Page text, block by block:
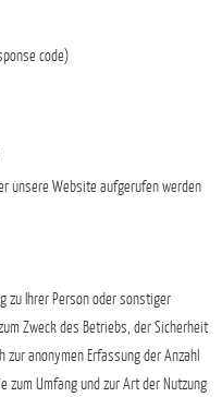
code)
unsere Website aufgerufen werden
zu Ihrer Person oder sonstiger
Zweck des Betriebs, der Sicherheit
anonymen Erfassung der Anzahl
Umfang und zur Art der Nutzung